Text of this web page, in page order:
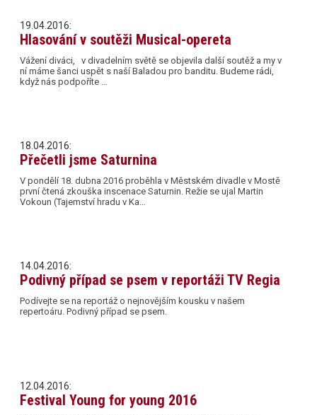
19.04.2016:
Hlasování v soutěži Musical-opereta
Vážení diváci, v divadelním světě se objevila další soutěž a my v
ní máme šanci uspět s naší Baladou pro banditu. Budeme rádi,
když nás podpoříte …
18.04.2016:
Přečetli jsme Saturnina
V pondělí 18. dubna 2016 proběhla v Městském divadle v Mostě
první čtená zkouška inscenace Saturnin. Režie se ujal Martin
Vokoun (Tajemství hradu v Ka…
14.04.2016:
Podivný případ se psem v reportáži TV Regia
Podívejte se na reportáž o nejnovějším kousku v našem
repertoáru. Podivný případ se psem.
12.04.2016:
Festival Young for young 2016